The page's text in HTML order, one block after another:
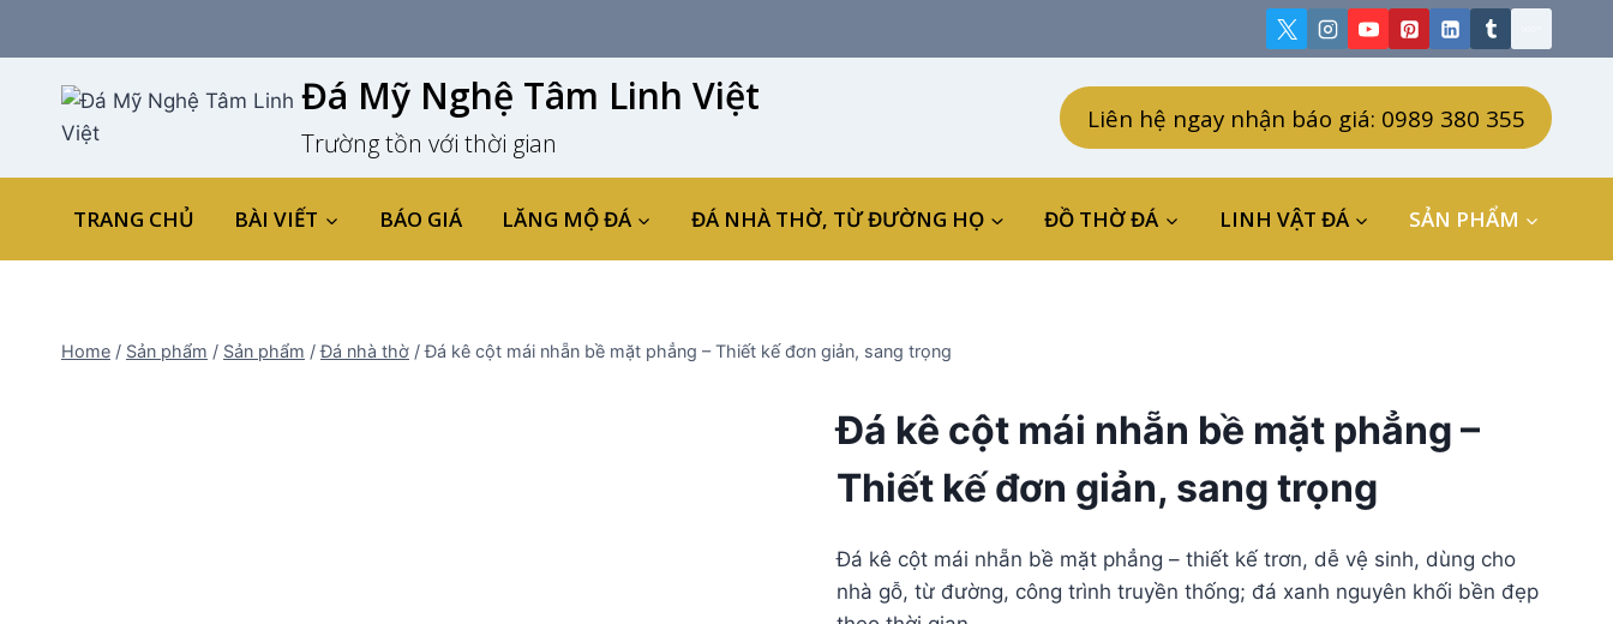
content
Đá Mỹ Nghệ Tâm Linh Việt
Trường tồn với thời gian
Liên hệ ngay nhận báo giá: 0989 380 355
TRANG CHỦ BÀI VIẾT BÁO GIÁ LĂNG MỘ ĐÁ ĐÁ NHÀ THỜ, TỪ ĐƯỜNG HỌ ĐỒ THỜ ĐÁ LINH VẬT ĐÁ SẢN PHẨM
Home / Sản phẩm / Sản phẩm / Đá nhà thờ / Đá kê cột mái nhẵn bề mặt phẳng – Thiết kế đơn giản, sang trọng
Đá kê cột mái nhẵn bề mặt phẳng –
Thiết kế đơn giản, sang trọng
Đá kê cột mái nhẵn bề mặt phẳng – thiết kế trơn, dễ vệ sinh, dùng cho
nhà gỗ, từ đường, công trình truyền thống; đá xanh nguyên khối bền đẹp